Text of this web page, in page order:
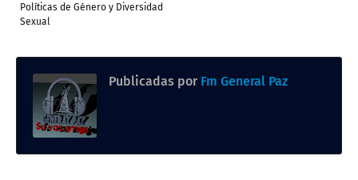
Políticas de Género y Diversidad
Sexual
Publicadas por Fm General Paz